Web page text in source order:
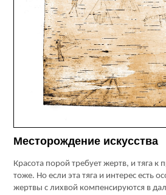
Месторождение искусства
Красота порой требует жертв, и тяга
тоже. Но если эта тяга и интерес есть
жертвы с лихвой компенсируются в